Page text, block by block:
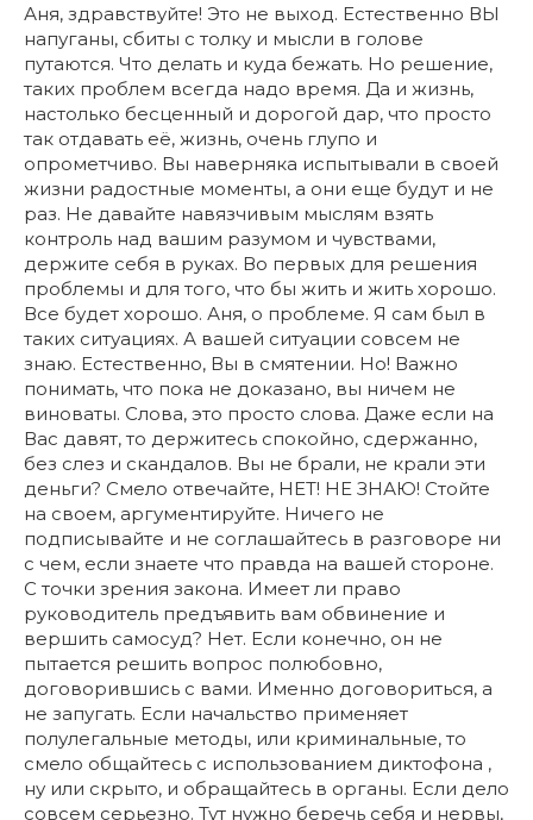
Аня, здравствуйте! Это не выход. Естественно ВЫ
напуганы, сбиты с толку и мысли в голове
путаются. Что делать и куда бежать. Но решение,
таких проблем всегда надо время. Да и жизнь,
настолько бесценный и дорогой дар, что просто
так отдавать её, жизнь, очень глупо и
опрометчиво. Вы наверняка испытывали в своей
жизни радостные моменты, а они еще будут и не
раз. Не давайте навязчивым мыслям взять
контроль над вашим разумом и чувствами,
держите себя в руках. Во первых для решения
проблемы и для того, что бы жить и жить хорошо.
Все будет хорошо. Аня, о проблеме. Я сам был в
таких ситуациях. А вашей ситуации совсем не
знаю. Естественно, Вы в смятении. Но! Важно
понимать, что пока не доказано, вы ничем не
виноваты. Слова, это просто слова. Даже если на
Вас давят, то держитесь спокойно, сдержанно,
без слез и скандалов. Вы не брали, не крали эти
деньги? Смело отвечайте, НЕТ! НЕ ЗНАЮ! Стойте
на своем, аргументируйте. Ничего не
подписывайте и не соглашайтесь в разговоре ни
с чем, если знаете что правда на вашей стороне.
С точки зрения закона. Имеет ли право
руководитель предъявить вам обвинение и
вершить самосуд? Нет. Если конечно, он не
пытается решить вопрос полюбовно,
договорившись с вами. Именно договориться, а
не запугать. Если начальство применяет
полулегальные методы, или криминальные, то
смело общайтесь с использованием диктофона ,
ну или скрыто, и обращайтесь в органы. Если дело
совсем серьезно. Тут нужно беречь себя и нервы,